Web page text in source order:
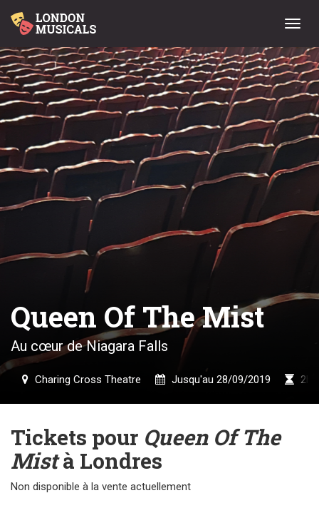
Menu
Queen Of The Mist
Au cœur de Niagara Falls
Charing Cross Theatre Jusqu'au 28/09/2019
Tickets pour Queen Of The
Mistà Londres
Non disponible à la vente actuellement